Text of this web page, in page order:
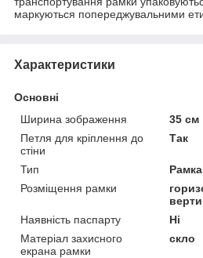
маркуються попереджувальними
Характеристики
Основні
Ширина зображення
35 см
Петля для кріплення до
стіни
Так
Тип
Рамка
Розміщення рамки
Наявність паспарту
Ні
Матеріал захисного
екрана рамки
скло